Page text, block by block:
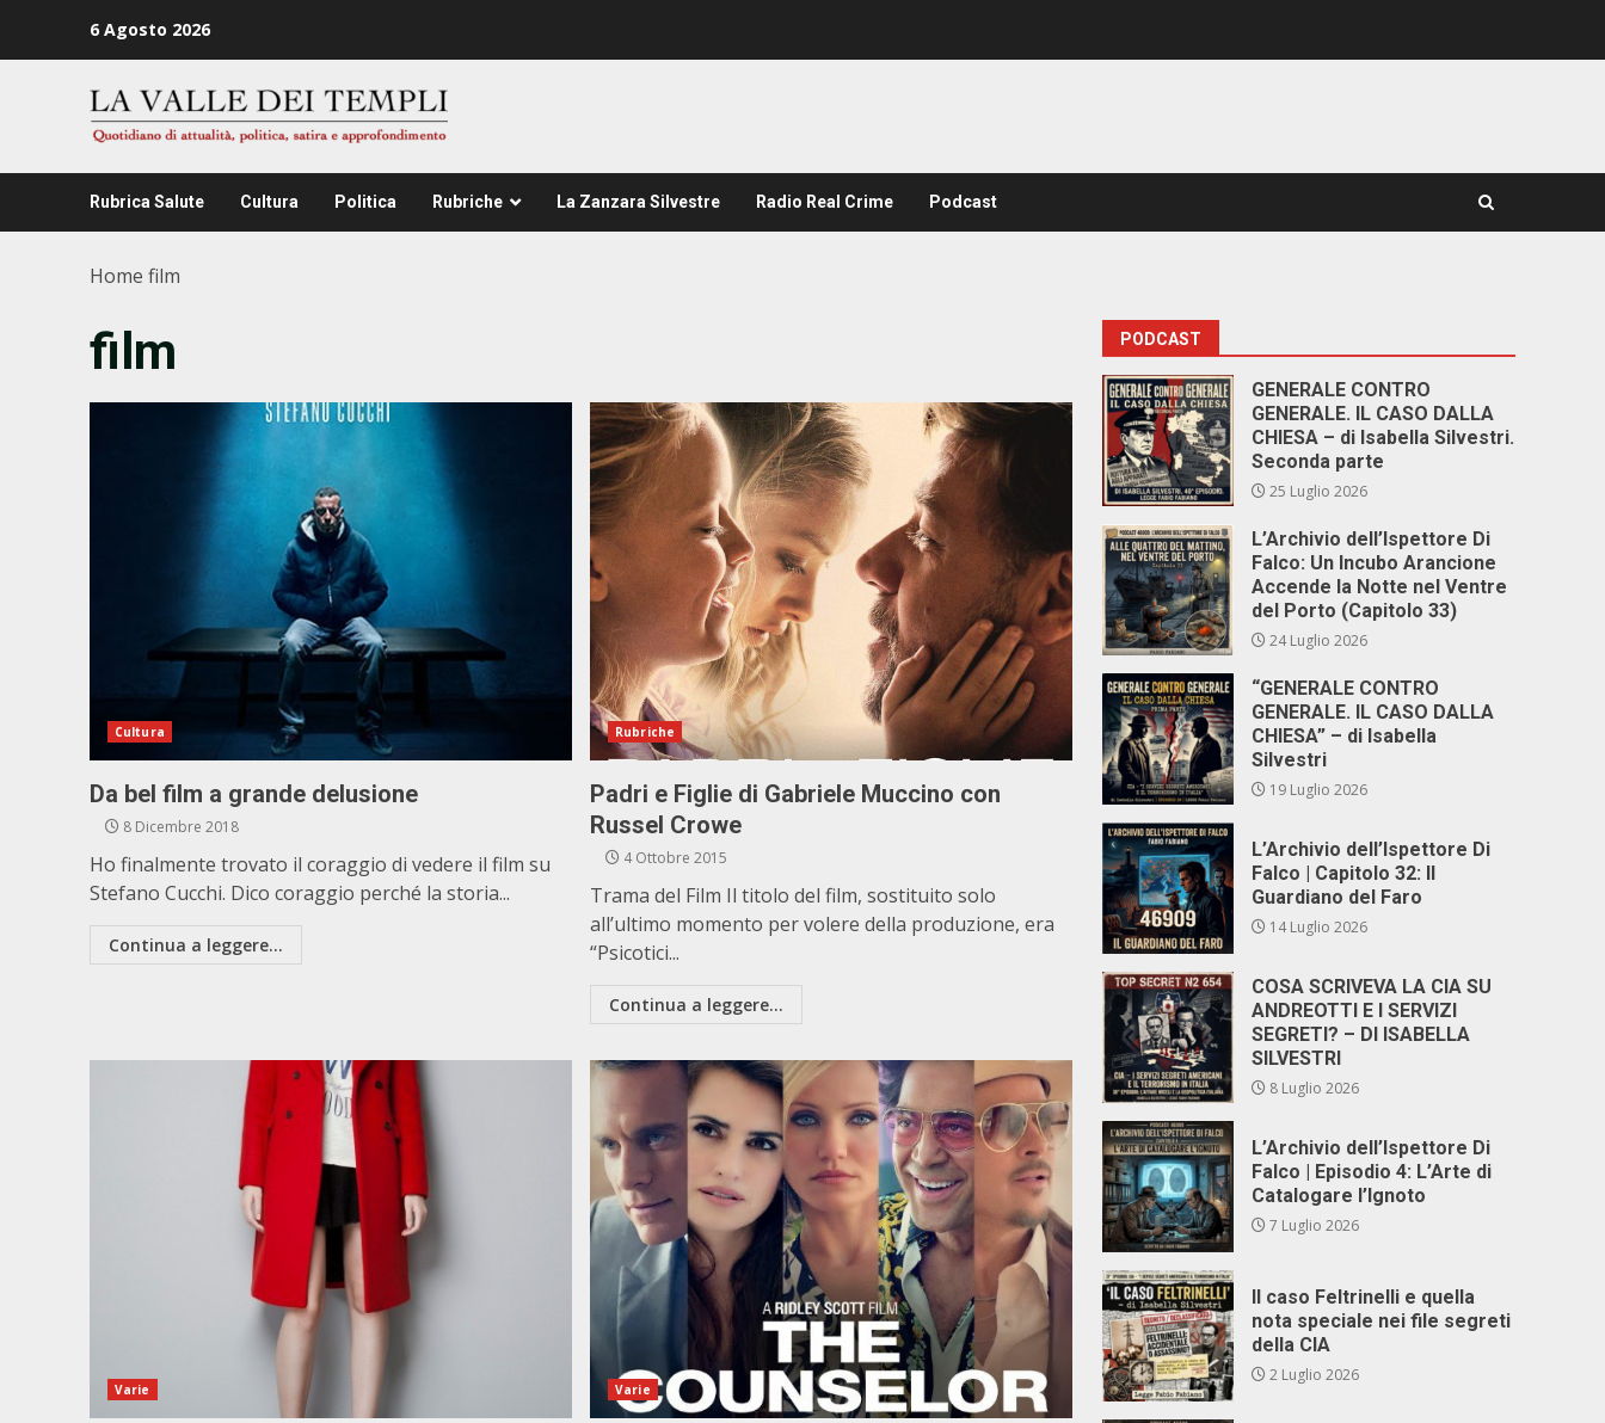
6 Agosto 2026
Rubrica Salute Cultura Politica Rubriche La Zanzara Silvestre Radio Real Crime Podcast
Home film
film
Cultura
Da bel film a grande delusione
8 Dicembre 2018
Ho finalmente trovato il coraggio di vedere il film su
Stefano Cucchi. Dico coraggio perché la storia...
Continua a leggere...
Rubriche
Padri e Figlie di Gabriele Muccino con
Russel Crowe
4 Ottobre 2015
Trama del Film Il titolo del film, sostituito solo
all’ultimo momento per volere della produzione, era
“Psicotici...
Continua a leggere...
Varie Varie
PODCAST
GENERALE CONTRO
GENERALE. IL CASO DALLA
CHIESA – di Isabella Silvestri.
Seconda parte
25 Luglio 2026
L’Archivio dell’Ispettore Di
Falco: Un Incubo Arancione
Accende la Notte nel Ventre
del Porto (Capitolo 33)
24 Luglio 2026
“GENERALE CONTRO
GENERALE. IL CASO DALLA
CHIESA” – di Isabella
Silvestri
19 Luglio 2026
L’Archivio dell’Ispettore Di
Falco | Capitolo 32: Il
Guardiano del Faro
14 Luglio 2026
COSA SCRIVEVA LA CIA SU
ANDREOTTI E I SERVIZI
SEGRETI? – DI ISABELLA
SILVESTRI
8 Luglio 2026
L’Archivio dell’Ispettore Di
Falco | Episodio 4: L’Arte di
Catalogare l’Ignoto
7 Luglio 2026
Il caso Feltrinelli e quella
nota speciale nei file segreti
della CIA
2 Luglio 2026